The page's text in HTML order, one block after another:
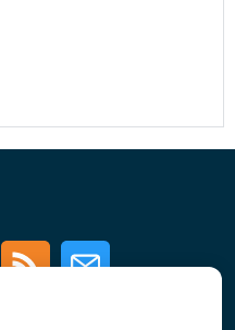
InstagramRSS Newsletter